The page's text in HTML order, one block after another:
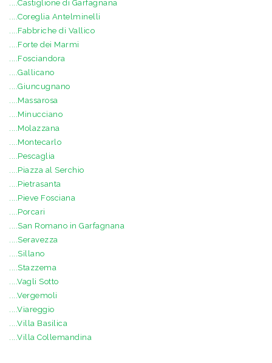
....Castiglione di Garfagnana
....Coreglia Antelminelli
....Fabbriche di Vallico
....Forte dei Marmi
....Fosciandora
....Gallicano
....Giuncugnano
....Massarosa
....Minucciano
....Molazzana
....Montecarlo
....Pescaglia
....Piazza al Serchio
....Pietrasanta
....Pieve Fosciana
....Porcari
....San Romano in Garfagnana
....Seravezza
....Sillano
....Stazzema
....Vagli Sotto
....Vergemoli
....Viareggio
....Villa Basilica
....Villa Collemandina